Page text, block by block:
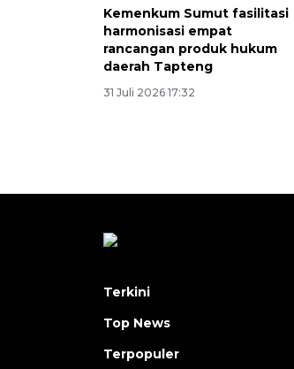
Kemenkum Sumut fasilitasi
harmonisasi empat
rancangan produk hukum
daerah Tapteng
31 Juli 2026 17:32
Terkini
Top News
Terpopuler